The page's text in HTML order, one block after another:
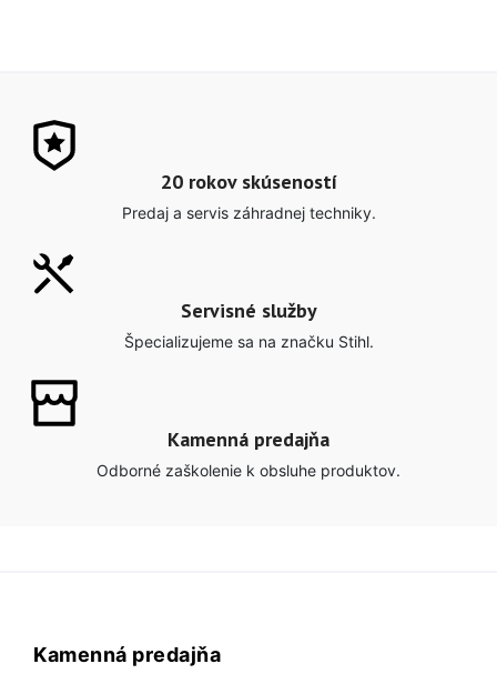
20 rokov skúseností
Predaj a servis záhradnej techniky.
Servisné služby
Špecializujeme sa na značku Stihl.
Kamenná predajňa
Odborné zaškolenie k obsluhe produktov.
Kamenná predajňa